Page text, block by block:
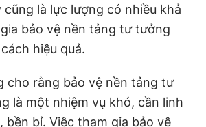
trên điện thoại
cũng là lực lượng có nhiều khả
bảo vệ nền tảng tư tưởng
hiệu quả.
cho rằng bảo vệ nền tảng tư
là một nhiệm vụ khó, cần linh
bền bỉ. Việc tham gia bảo vệ